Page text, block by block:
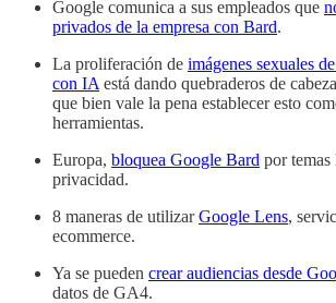
Google comunica a sus empleados que
privados de la empresa con Bard.
La proliferación de imágenes sexuales
con IA está dando quebraderos de
que bien vale la pena establecer esto
herramientas.
Europa, bloquea Google Bard por temas
privacidad.
8 maneras de utilizarGoogle Lens,
ecommerce.
Ya se pueden crear audiencias desde
datos de GA4.